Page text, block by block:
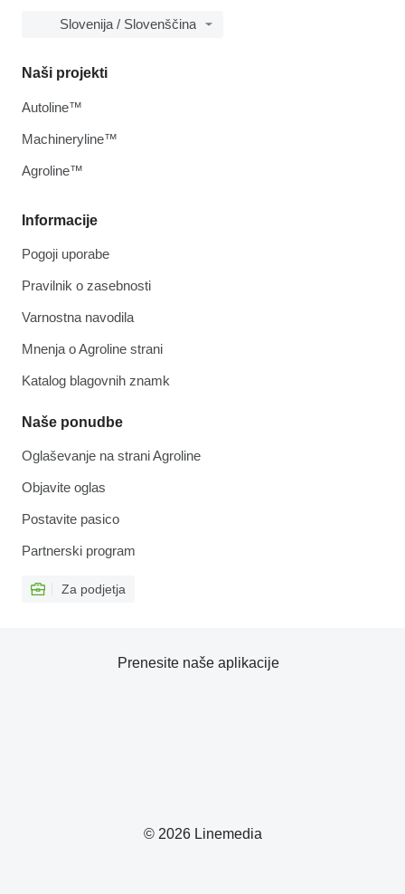
Slovenija / Slovenščina
Informacije
Pogoji uporabe
Pravilnik o zasebnosti
Varnostna navodila
Mnenja o Agroline strani
Katalog blagovnih znamk
Naše ponudbe
Oglaševanje na strani Agroline
Objavite oglas
Postavite pasico
Partnerski program
Za podjetja
Naši projekti
Autoline™
Machineryline™
Agroline™
© 2026 Linemedia
Prenesite naše aplikacije